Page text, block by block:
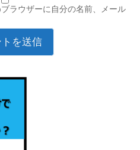
ラウザーに自分の名前、メール